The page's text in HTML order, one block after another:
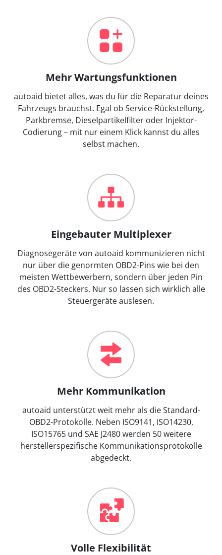
Mehr Wartungsfunktionen
autoaid bietet alles, was du für die Reparatur deines
Fahrzeugs brauchst. Egal ob Service-Rückstellung,
Parkbremse, Dieselpartikelfilter oder Injektor-
Codierung – mit nur einem Klick kannst du alles
selbst machen.
Eingebauter Multiplexer
Diagnosegeräte von autoaid kommunizieren nicht
nur über die genormten OBD2-Pins wie bei den
meisten Wettbewerbern, sondern über jeden Pin
des OBD2-Steckers. Nur so lassen sich wirklich alle
Steuergeräte auslesen.
Mehr Kommunikation
autoaid unterstützt weit mehr als die Standard-
OBD2-Protokolle. Neben ISO9141, ISO14230,
ISO15765 und SAE J2480 werden 50 weitere
herstellerspezifische Kommunikationsprotokolle
abgedeckt.
Volle Flexibilität